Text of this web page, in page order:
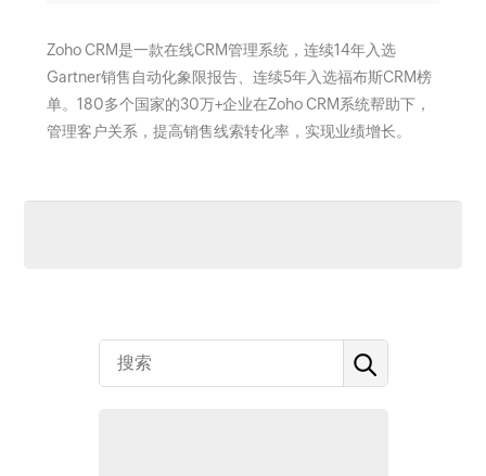
Zoho CRM是一款在线CRM管理系统，连续14年入选
Gartner销售自动化象限报告、连续5年入选福布斯CRM榜
单。180多个国家的30万+企业在Zoho CRM系统帮助下，
管理客户关系，提高销售线索转化率，实现业绩增长。